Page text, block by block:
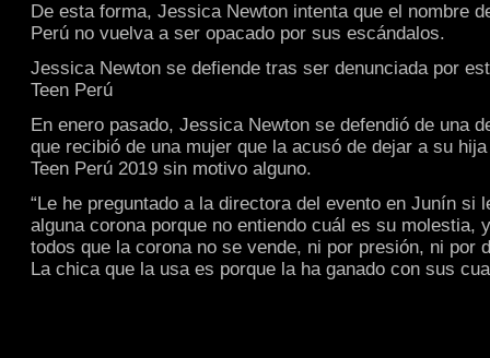
De esta forma, Jessica Newton intenta que el nombre
Perú no vuelva a ser opacado por sus escándalos.
Jessica Newton se defiende tras ser denunciada por
Teen Perú
En enero pasado, Jessica Newton se defendió de una
que recibió de una mujer que la acusó de dejar a su
Teen Perú 2019 sin motivo alguno.
“Le he preguntado a la directora del evento en Junín si
alguna corona porque no entiendo cuál es su molestia,
todos que la corona no se vende, ni por presión, ni por
La chica que la usa es porque la ha ganado con sus